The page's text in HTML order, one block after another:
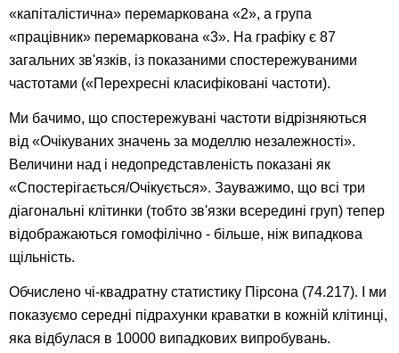
«капіталістична» перемаркована «2», а група
«працівник» перемаркована «3». На графіку є 87
загальних зв'язків, із показаними спостережуваними
частотами («Перехресні класифіковані частоти).
Ми бачимо, що спостережувані частоти відрізняються
від «Очікуваних значень за моделлю незалежності».
Величини над і недопредставленість показані як
«Спостерігається/Очікується». Зауважимо, що всі три
діагональні клітинки (тобто зв'язки всередині груп) тепер
відображаються гомофілічно - більше, ніж випадкова
щільність.
Обчислено чі-квадратну статистику Пірсона (74.217). І ми
показуємо середні підрахунки краватки в кожній клітинці,
яка відбулася в 10000 випадкових випробувань.